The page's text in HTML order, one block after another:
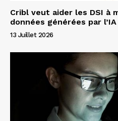
Cribl veut aider les DSI à
données générées par l’IA
13 Juillet 2026